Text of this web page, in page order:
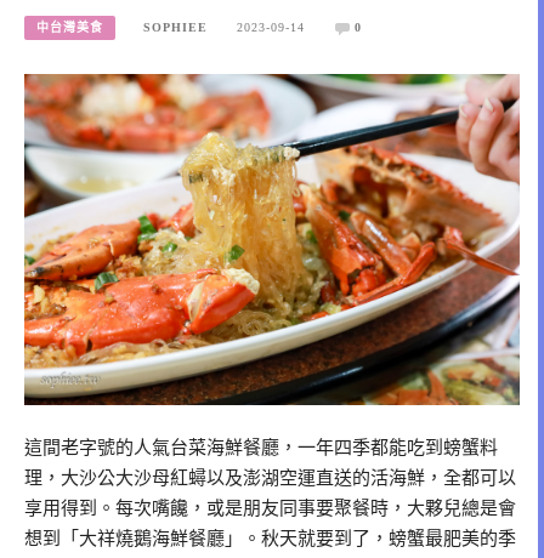
中台灣美食 SOPHIEE 2023-09-14 0
這間老字號的人氣台菜海鮮餐廳，一年四季都能吃到螃蟹料
理，大沙公大沙母紅蟳以及澎湖空運直送的活海鮮，全都可以
享用得到。每次嘴饞，或是朋友同事要聚餐時，大夥兒總是會
想到「大祥燒鵝海鮮餐廳」。秋天就要到了，螃蟹最肥美的季